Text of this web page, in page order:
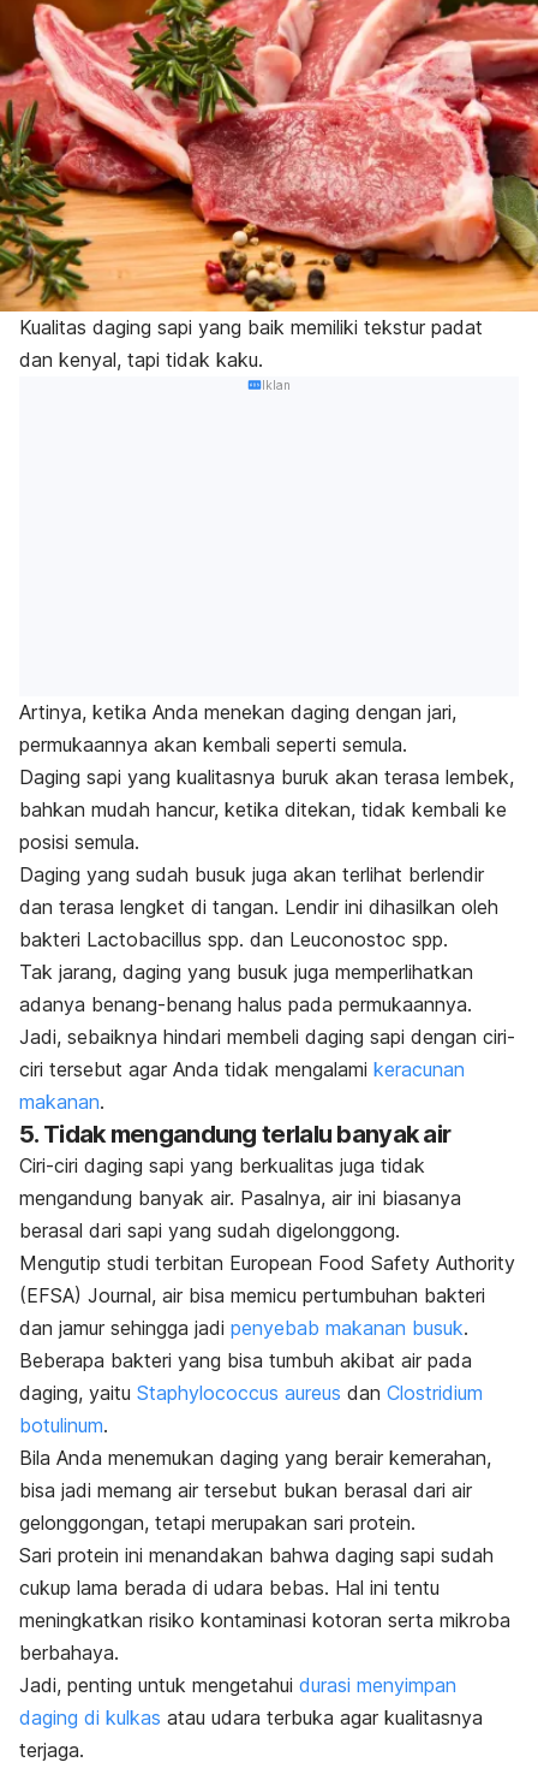
Kualitas daging sapi yang baik memiliki tekstur padat
dan kenyal, tapi tidak kaku.
Iklan
Artinya, ketika Anda menekan daging dengan jari,
permukaannya akan kembali seperti semula.
Daging sapi yang kualitasnya buruk akan terasa lembek,
bahkan mudah hancur, ketika ditekan, tidak kembali ke
posisi semula.
Daging yang sudah busuk juga akan terlihat berlendir
dan terasa lengket di tangan. Lendir ini dihasilkan oleh
bakteri Lactobacillus spp. dan Leuconostoc spp.
Tak jarang, daging yang busuk juga memperlihatkan
adanya benang-benang halus pada permukaannya.
Jadi, sebaiknya hindari membeli daging sapi dengan ciri-
ciri tersebut agar Anda tidak mengalami keracunan
makanan.
5. Tidak mengandung terlalu banyak air
Ciri-ciri daging sapi yang berkualitas juga tidak
mengandung banyak air. Pasalnya, air ini biasanya
berasal dari sapi yang sudah digelonggong.
Mengutip studi terbitan European Food Safety Authority
(EFSA) Journal, air bisa memicu pertumbuhan bakteri
dan jamur sehingga jadi penyebab makanan busuk.
Beberapa bakteri yang bisa tumbuh akibat air pada
daging, yaitu Staphylococcus aureus dan Clostridium
botulinum.
Bila Anda menemukan daging yang berair kemerahan,
bisa jadi memang air tersebut bukan berasal dari air
gelonggongan, tetapi merupakan sari protein.
Sari protein ini menandakan bahwa daging sapi sudah
cukup lama berada di udara bebas. Hal ini tentu
meningkatkan risiko kontaminasi kotoran serta mikroba
berbahaya.
Jadi, penting untuk mengetahui durasi menyimpan
daging di kulkas atau udara terbuka agar kualitasnya
terjaga.